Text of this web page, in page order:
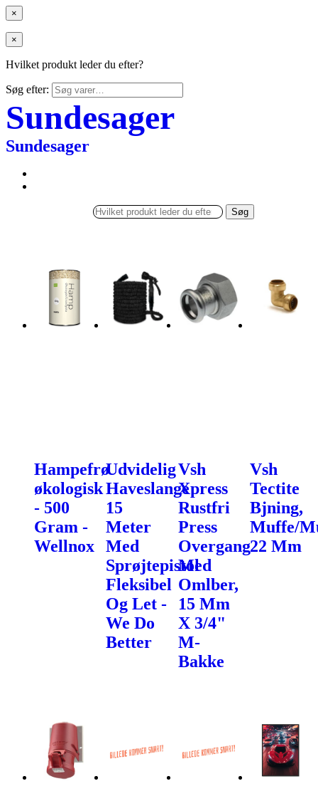
×
×
Hvilket produkt leder du efter?
Søg efter:
Sundesager
Sundesager
Søg
Hampefrø
økologisk
- 500
Gram -
Wellnox
Udvidelig
Haveslange
15
Meter
Med
Sprøjtepistol
Fleksibel
Og Let -
We Do
Better
Vsh
Xpress
Rustfri
Press
Overgang
Med
Omlber,
15 Mm
X 3/4"
M-
Bakke
Vsh
Tectite
Bjning,
Muffe/
22 Mm